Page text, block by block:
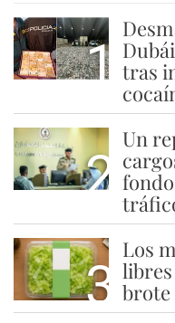
1 tras
2
Un
3
Los
brote